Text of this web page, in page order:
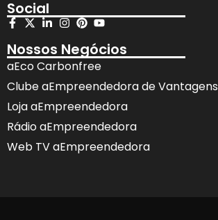
Social
Nossos Negócios
aEco Carbonfree
Clube aEmpreendedora de Vantagens
Loja aEmpreendedora
Rádio aEmpreendedora
Web TV aEmpreendedora